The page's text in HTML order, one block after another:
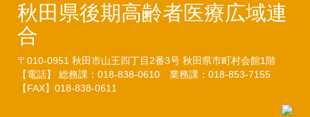
秋田県後期高齢者医療広域連
合
〒010-0951 秋田市山王四丁目2番3号 秋田県市町村会館1階
【電話】 総務課：018-838-0610 業務課：018-853-7155
【FAX】018-838-0611